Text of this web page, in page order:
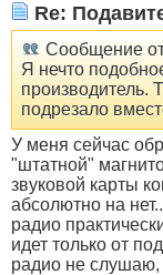
Re:
Сообщение
Я нечто
производитель.
подрезало
У меня сейчас
"штатной"
звуковой карты
абсолютно на
радио
идет только от
радио не слушаю,